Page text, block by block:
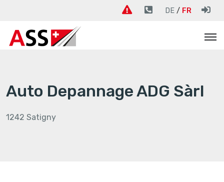
DE FR
Auto Depannage ADG Sàrl
1242 Satigny